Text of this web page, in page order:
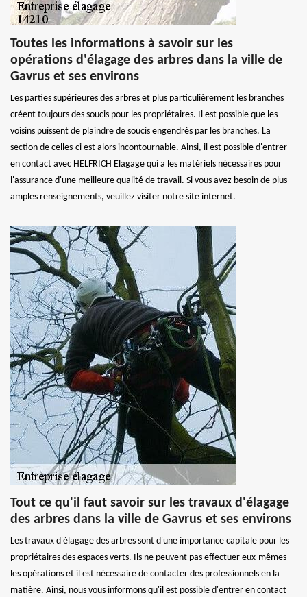
Toutes les informations à savoir sur les
opérations d'élagage des arbres dans la ville de
Gavrus et ses environs
Les parties supérieures des arbres et plus particulièrement les branches
créent toujours des soucis pour les propriétaires. Il est possible que les
voisins puissent de plaindre de soucis engendrés par les branches. La
section de celles-ci est alors incontournable. Ainsi, il est possible d'entrer
en contact avec HELFRICH Elagage qui a les matériels nécessaires pour
l'assurance d'une meilleure qualité de travail. Si vous avez besoin de plus
amples renseignements, veuillez visiter notre site internet.
Tout ce qu'il faut savoir sur les travaux d'élagage
des arbres dans la ville de Gavrus et ses environs
Les travaux d'élagage des arbres sont d'une importance capitale pour les
propriétaires des espaces verts. Ils ne peuvent pas effectuer eux-mêmes
les opérations et il est nécessaire de contacter des professionnels en la
matière. Ainsi, nous vous informons qu'il est possible d'entrer en contact